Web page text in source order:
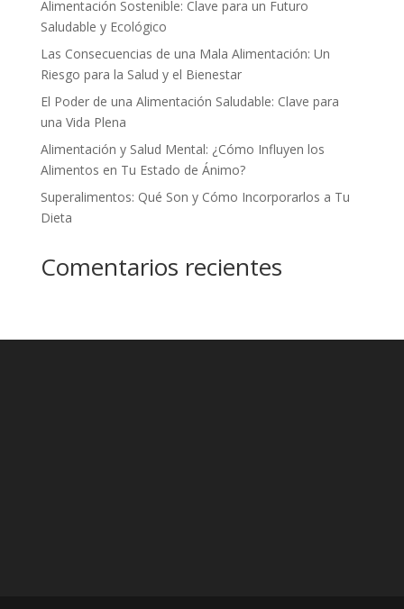
Alimentación Sostenible: Clave para un Futuro
Saludable y Ecológico
Las Consecuencias de una Mala Alimentación: Un
Riesgo para la Salud y el Bienestar
El Poder de una Alimentación Saludable: Clave para
una Vida Plena
Alimentación y Salud Mental: ¿Cómo Influyen los
Alimentos en Tu Estado de Ánimo?
Superalimentos: Qué Son y Cómo Incorporarlos a Tu
Dieta
Comentarios recientes